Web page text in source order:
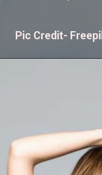
Pic Credit-